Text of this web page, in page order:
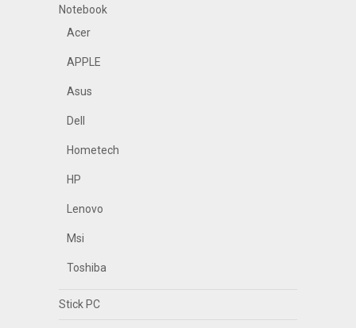
Notebook
Acer
APPLE
Asus
Dell
Hometech
HP
Lenovo
Msi
Toshiba
Stick PC